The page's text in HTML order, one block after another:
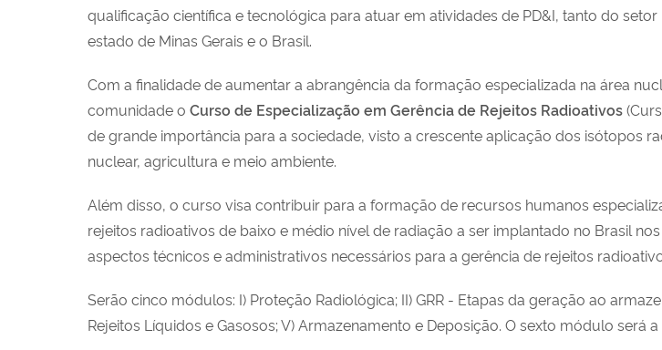
qualificação científica e tecnológica para atuar em atividades de PD&I, tanto do
estado de Minas Gerais e o Brasil.
Com a finalidade de aumentar a abrangência da formação especializada na área
comunidade o Curso de Especialização em Gerência de Rejeitos Radioativos
de grande importância para a sociedade, visto a crescente aplicação dos isótopos
nuclear, agricultura e meio ambiente.
Além disso, o curso visa contribuir para a formação de recursos humanos
rejeitos radioativos de baixo e médio nível de radiação a ser implantado no Brasil
aspectos técnicos e administrativos necessários para a gerência de rejeitos
Serão cinco módulos: I) Proteção Radiológica; II) GRR - Etapas da geração ao
Rejeitos Líquidos e Gasosos; V) Armazenamento e Deposição. O sexto módulo